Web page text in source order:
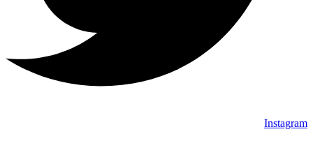
Instagram